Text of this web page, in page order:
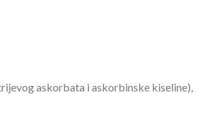
askorbata i askorbinske kiseline),